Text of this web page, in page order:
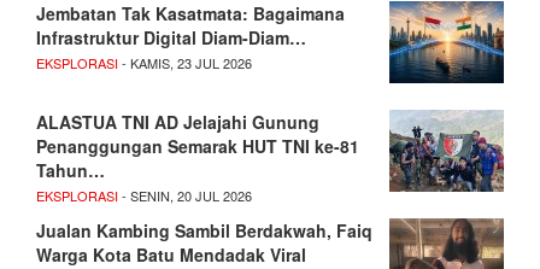
Jembatan Tak Kasatmata: Bagaimana
Infrastruktur Digital Diam-Diam…
EKSPLORASI- KAMIS, 23 JUL 2026
ALASTUA TNI AD Jelajahi Gunung
Penanggungan Semarak HUT TNI ke-81
Tahun…
EKSPLORASI- SENIN, 20 JUL 2026
Jualan Kambing Sambil Berdakwah, Faiq
Warga Kota Batu Mendadak Viral